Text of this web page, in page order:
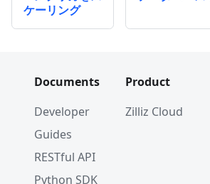
ケーリング
Documents
Developer
Guides
RESTful API
Python SDK
Product
Zilliz Cloud